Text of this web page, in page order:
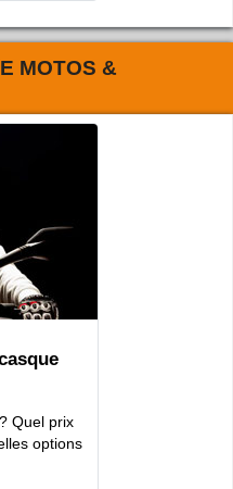
MOTOS &
Quel prix
options